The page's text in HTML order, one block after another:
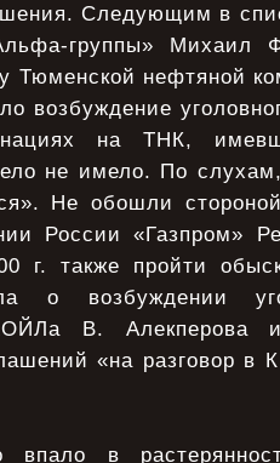
Следующим в
группы» Михаил
Тюменской нефтяной
возбуждение
на ТНК,
не имело. По
Не обошли
России «Газпром»
г. также пройти
о возбуждении
В.
«на разговор в
впало в